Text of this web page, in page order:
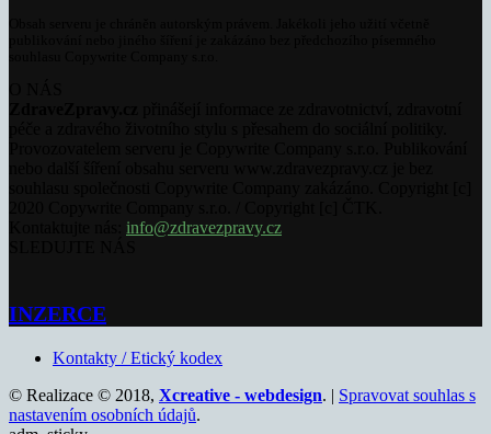
info@zdravezpravy.cz
INZERCE
Kontakty / Etický kodex
© Realizace © 2018, Xcreative - webdesign. | Spravovat souhlas s
nastavením osobních údajů.